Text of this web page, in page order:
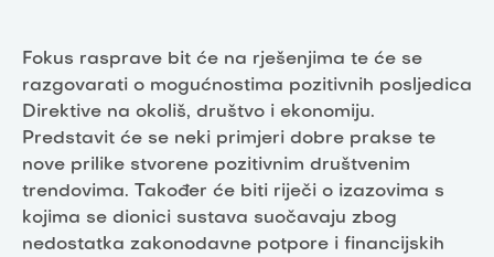
Fokus rasprave bit će na rješenjima te će se
razgovarati o mogućnostima pozitivnih posljedica
Direktive na okoliš, društvo i ekonomiju.
Predstavit će se neki primjeri dobre prakse te
nove prilike stvorene pozitivnim društvenim
trendovima. Također će biti riječi o izazovima s
kojima se dionici sustava suočavaju zbog
nedostatka zakonodavne potpore i financijskih